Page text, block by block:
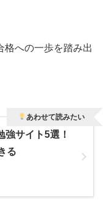
格への一歩を踏み出
強サイト5選！
る
あわせて読みたい